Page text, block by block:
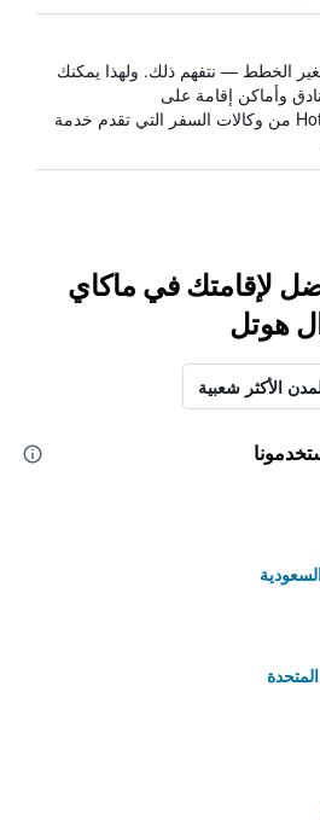
الخطط — نتفهم ذلك. ولهذا يمكنك
وأماكن إقامة على
HotelsCombined من وكالات السفر التي تقدم خدمة
لإقامتك في ماكاي
هوتل
الأكثر شعبية